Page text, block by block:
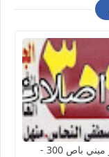
خط سير ميني باص 300 -